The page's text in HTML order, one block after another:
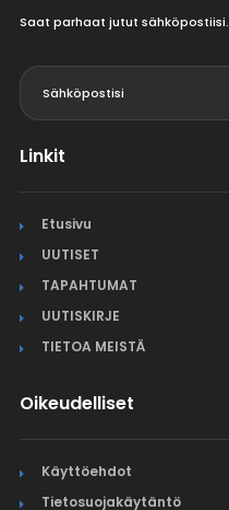
Saat parhaat jutut sähköpostiisi.
Linkit
Etusivu
UUTISET
TAPAHTUMAT
UUTISKIRJE
TIETOA MEISTÄ
Oikeudelliset
Käyttöehdot
Tietosuojakäytäntö